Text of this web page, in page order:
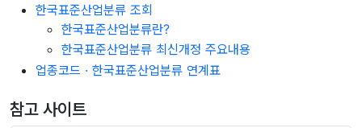
한국표준산업분류 조회
한국표준산업분류란?
한국표준산업분류 최신개정 주요내용
업종코드 · 한국표준산업분류 연계표
참고 사이트